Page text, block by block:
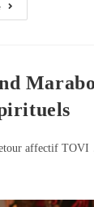
affectif TOVI